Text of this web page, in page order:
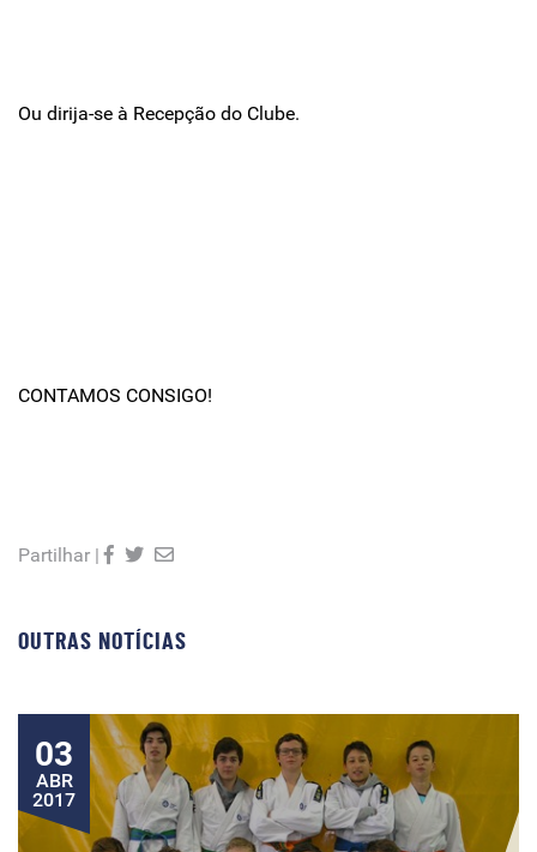
Ou dirija-se à Recepção do Clube.
CONTAMOS CONSIGO!
Partilhar |
OUTRAS NOTÍCIAS
03
ABR
2017